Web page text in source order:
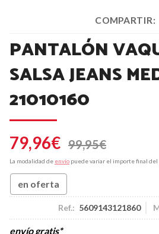
COMPARTIR:
PANTALÓN
SALSA JEANS
21010160
79,96€ 99,95€
La modalidad de envío puede variar el importe final del
en oferta
Ref.: 5609143121860
envío gratis*